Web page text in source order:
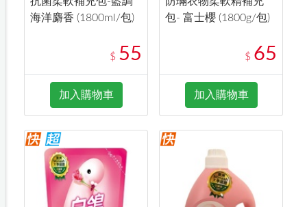
海洋麝香 (1800ml/包)
$ 55
加入購物車
包- 富士櫻 (1800g/包)
$ 65
加入購物車